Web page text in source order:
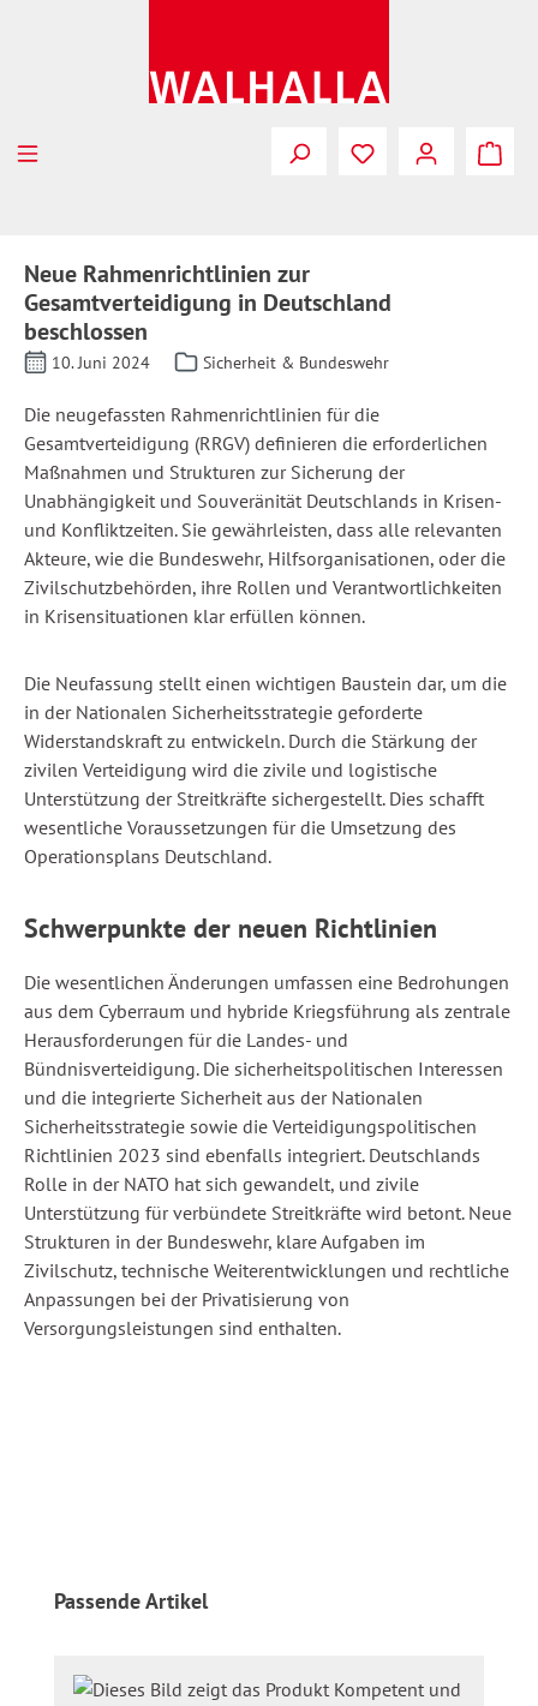
Neue Rahmenrichtlinien zur
Gesamtverteidigung in Deutschland
beschlossen
10. Juni 2024 Sicherheit & Bundeswehr
Die neugefassten Rahmenrichtlinien für die
Gesamtverteidigung (RRGV) definieren die erforderlichen
Maßnahmen und Strukturen zur Sicherung der
Unabhängigkeit und Souveränität Deutschlands in Krisen-
und Konfliktzeiten. Sie gewährleisten, dass alle relevanten
Akteure, wie die Bundeswehr, Hilfsorganisationen, oder die
Zivilschutzbehörden, ihre Rollen und Verantwortlichkeiten
in Krisensituationen klar erfüllen können.
Die Neufassung stellt einen wichtigen Baustein dar, um die
in der Nationalen Sicherheitsstrategie geforderte
Widerstandskraft zu entwickeln. Durch die Stärkung der
zivilen Verteidigung wird die zivile und logistische
Unterstützung der Streitkräfte sichergestellt. Dies schafft
wesentliche Voraussetzungen für die Umsetzung des
Operationsplans Deutschland.
Schwerpunkte der neuen Richtlinien
Die wesentlichen Änderungen umfassen eine Bedrohungen
aus dem Cyberraum und hybride Kriegsführung als zentrale
Herausforderungen für die Landes- und
Bündnisverteidigung. Die sicherheitspolitischen Interessen
und die integrierte Sicherheit aus der Nationalen
Sicherheitsstrategie sowie die Verteidigungspolitischen
Richtlinien 2023 sind ebenfalls integriert. Deutschlands
Rolle in der NATO hat sich gewandelt, und zivile
Unterstützung für verbündete Streitkräfte wird betont. Neue
Strukturen in der Bundeswehr, klare Aufgaben im
Zivilschutz, technische Weiterentwicklungen und rechtliche
Anpassungen bei der Privatisierung von
Versorgungsleistungen sind enthalten.
Produktgalerie überspringen
Passende Artikel